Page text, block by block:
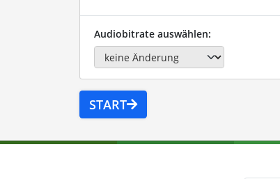
Audiobitrate auswählen:
START